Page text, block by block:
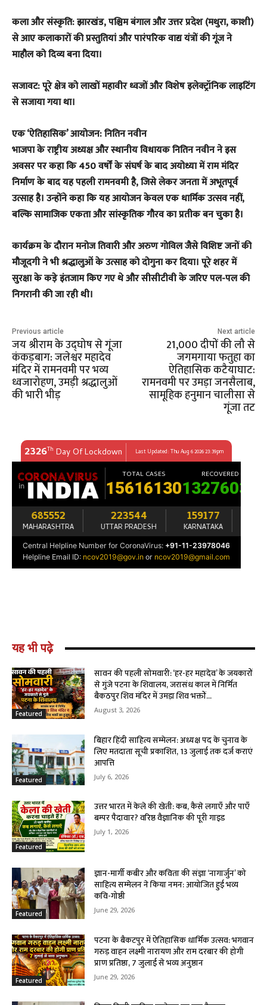
​कला और संस्कृति: झारखंड, पश्चिम बंगाल और उत्तर प्रदेश (मथुरा, काशी)
से आए कलाकारों की प्रस्तुतियां और पारंपरिक वाद्य यंत्रों की गूंज ने
माहौल को दिव्य बना दिया।
​सजावट: पूरे क्षेत्र को लाखों महावीर ध्वजों और विशेष इलेक्ट्रॉनिक लाइटिंग
से सजाया गया था।
​एक ‘ऐतिहासिक’ आयोजन: नितिन नवीन
​भाजपा के राष्ट्रीय अध्यक्ष और स्थानीय विधायक नितिन नवीन ने इस
अवसर पर कहा कि 450 वर्षों के संघर्ष के बाद अयोध्या में राम मंदिर
निर्माण के बाद यह पहली रामनवमी है, जिसे लेकर जनता में अभूतपूर्व
उत्साह है। उन्होंने कहा कि यह आयोजन केवल एक धार्मिक उत्सव नहीं,
बल्कि सामाजिक एकता और सांस्कृतिक गौरव का प्रतीक बन चुका है।
​कार्यक्रम के दौरान मनोज तिवारी और अरुण गोविल जैसे विशिष्ट जनों की
मौजूदगी ने भी श्रद्धालुओं के उत्साह को दोगुना कर दिया। पूरे शहर में
सुरक्षा के कड़े इंतजाम किए गए थे और सीसीटीवी के जरिए पल-पल की
निगरानी की जा रही थी।
Previous article
जय श्रीराम के उद्घोष से गूंजा
कंकड़बाग: जलेश्वर महादेव
मंदिर में रामनवमी पर भव्य
ध्वजारोहण, उमड़ी श्रद्धालुओं
की भारी भीड़
Next article
21,000 दीपों की लौ से
जगमगाया फतुहा का
ऐतिहासिक कटैयाघाट:
रामनवमी पर उमड़ा जनसैलाब,
सामूहिक हनुमान चालीसा से
गूंजा तट
यह भी पढ़े
Featured
सावन की पहली सोमवारी: ‘हर-हर महादेव’ के जयकारों
से गुंजे पटना के शिवालय, जरासंध काल में निर्मित
बैकठपुर शिव मंदिर में उमड़ा शिव भक्तों...
August 3, 2026
Featured
बिहार हिंदी साहित्य सम्मेलन: अध्यक्ष पद के चुनाव के
लिए मतदाता सूची प्रकाशित, 13 जुलाई तक दर्ज कराएं
आपत्ति
July 6, 2026
Featured
उत्तर भारत में केले की खेती: कब, कैसे लगाएँ और पाएँ
बम्पर पैदावार? वरिष्ठ वैज्ञानिक की पूरी गाइड
July 1, 2026
Featured
ज्ञान-मार्गी कबीर और कविता की संज्ञा ‘नागार्जुन’ को
साहित्य सम्मेलन ने किया नमन: आयोजित हुई भव्य
कवि-गोष्ठी
June 29, 2026
Featured
पटना के बैकटपुर में ऐतिहासिक धार्मिक उत्सव: भगवान
गरुड़ वाहन लक्ष्मी नारायण और राम दरबार की होगी
प्राण प्रतिष्ठा, 7 जुलाई से भव्य अनुष्ठान
June 29, 2026